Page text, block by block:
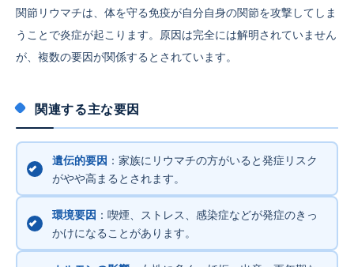
関節リウマチは、体を守る免疫が自分自身の関節を攻撃してしま
うことで炎症が起こります。原因は完全には解明されていません
が、複数の要因が関係するとされています。
関連する主な要因
遺伝的要因 ：家族にリウマチの方がいると発症リスク
がやや高まるとされます。
環境要因 ：喫煙、ストレス、感染症などが発症のきっ
かけになることがあります。